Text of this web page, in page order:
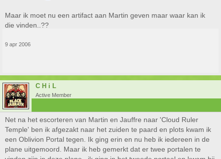
Maar ik moet nu een artifact aan Martin geven maar waar kan ik
die vinden..??
9 apr 2006
C H i L
Active Member
Net na het escorteren van Martin en Jauffre naar 'Cloud Ruler
Temple' ben ik afgezakt naar het zuiden te paard en plots kwam ik
een Oblivion Portal tegen. Ik ging erin en nu heb ik iedereen in de
plane uitgemoord. Maar ik heb gemerkt dat er twee portalen te